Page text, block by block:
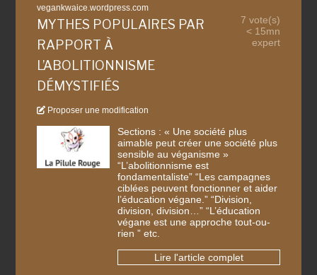
vegankwaice.wordpress.com
MYTHES POPULAIRES PAR
RAPPORT À
L’ABOLITIONNISME
DÉMYSTIFIÉS
Proposer une modification
7 vote(s)
< 15mn
expert
Sections : « Une société plus
aimable peut créer une société plus
sensible au véganisme »
“L’abolitionnisme est
fondamentaliste” “Les campagnes
ciblées peuvent fonctionner et aider
l’éducation végane.” “Division,
division, division…” “L’éducation
végane est une approche tout-ou-
rien ” etc.
Lire l'article complet